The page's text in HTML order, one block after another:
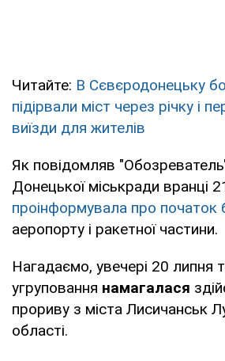
Читайте: В Сєвєродонецьку
підірвали міст через річку і
виїзди для жителів
Як повідомляв
Донецької міськради вранці
проінформувала про початок
аеропорту і ракетної частини.
Нагадаємо, увечері 20 липня
угруповання намагалася
прориву з міста Лисичанськ
області.